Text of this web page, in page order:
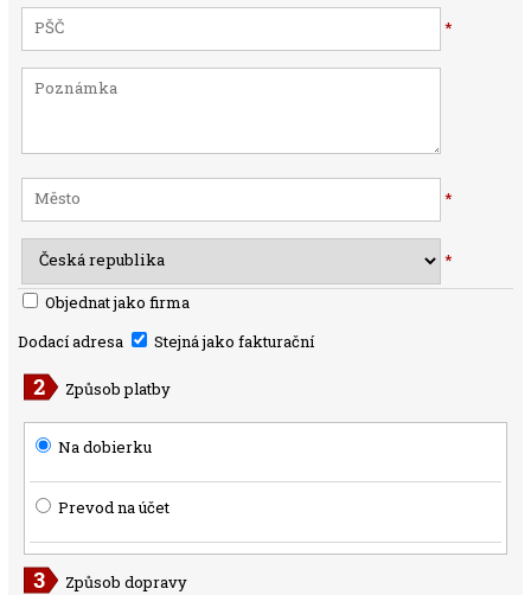
*
*
*
Objednat jako firma
Dodací adresa
Stejná jako fakturační
Způsob platby
Na dobierku
Prevod na účet
Způsob dopravy